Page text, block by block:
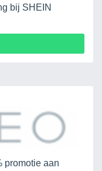
bij SHEIN
promotie aan